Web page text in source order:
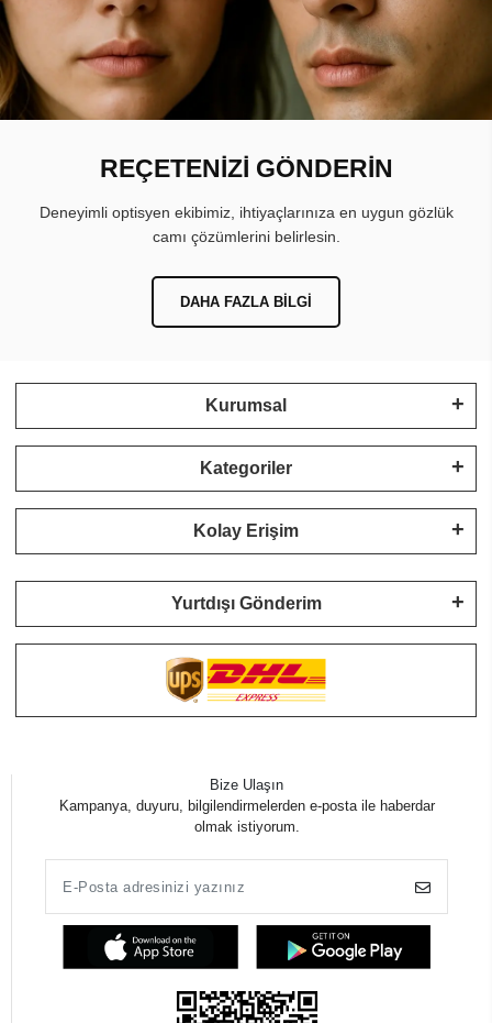
REÇETENİZİ GÖNDERİN
Deneyimli optisyen ekibimiz, ihtiyaçlarınıza en uygun gözlük
camı çözümlerini belirlesin.
DAHA FAZLA BILGI
Kurumsal
Kategoriler
Kolay Erişim
Yurtdışı Gönderim
Bize Ulaşın
Kampanya, duyuru, bilgilendirmelerden e-posta ile haberdar
olmak istiyorum.